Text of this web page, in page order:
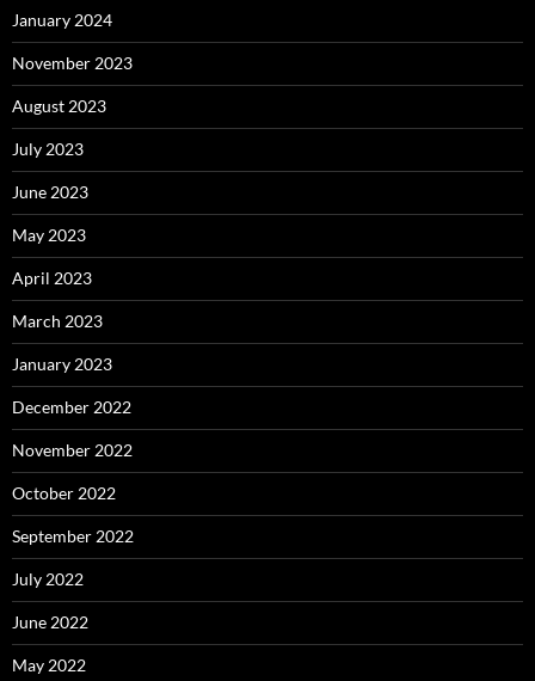
January 2024
November 2023
August 2023
July 2023
June 2023
May 2023
April 2023
March 2023
January 2023
December 2022
November 2022
October 2022
September 2022
July 2022
June 2022
May 2022